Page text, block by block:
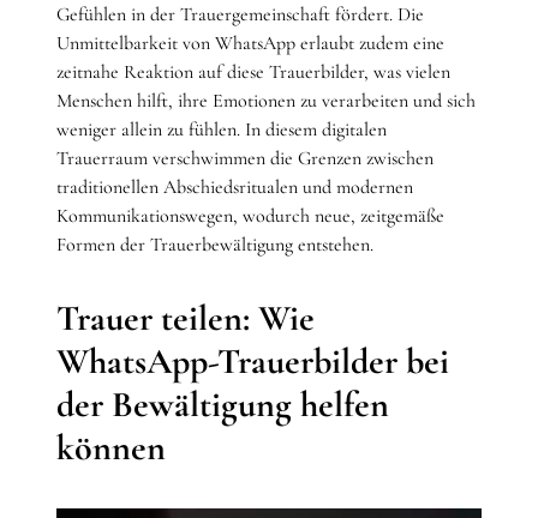
Gefühlen in der Trauergemeinschaft fördert. Die
Unmittelbarkeit von WhatsApp erlaubt zudem eine
zeitnahe Reaktion auf diese Trauerbilder, was vielen
Menschen hilft, ihre Emotionen zu verarbeiten und sich
weniger allein zu fühlen. In diesem digitalen
Trauerraum verschwimmen die Grenzen zwischen
traditionellen Abschiedsritualen und modernen
Kommunikationswegen, wodurch neue, zeitgemäße
Formen der Trauerbewältigung entstehen.
Trauer teilen: Wie
WhatsApp-Trauerbilder bei
der Bewältigung helfen
können